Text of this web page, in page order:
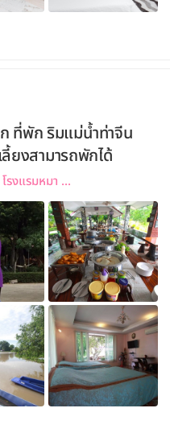
ที่พัก ริมแม่น้ำท่าจีน
ยงสามารถพักได้
งแรมหมา ...